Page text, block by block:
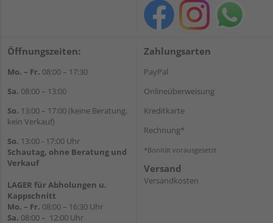
Öffnungszeiten:
Mo. – Fr. 08:00 – 17:30
Sa. 08:00 – 13:00
So. 13:00 – 17:00 (keine Beratung,
kein Verkauf)
So. 13:00 - 17:00 Uhr
Schautag, ohne Beratung und
Verkauf
LAGER für Abholungen u.
Kappschnitt
Mo. – Fr. 08:00 – 16:30 Uhr
Sa. 08:00 – 12:00 Uhr
Zahlungsarten
PayPal
Onlineüberweisung
Kreditkarte
Rechnung*
*Bonität vorausgesetzt
Versand
Versandkosten